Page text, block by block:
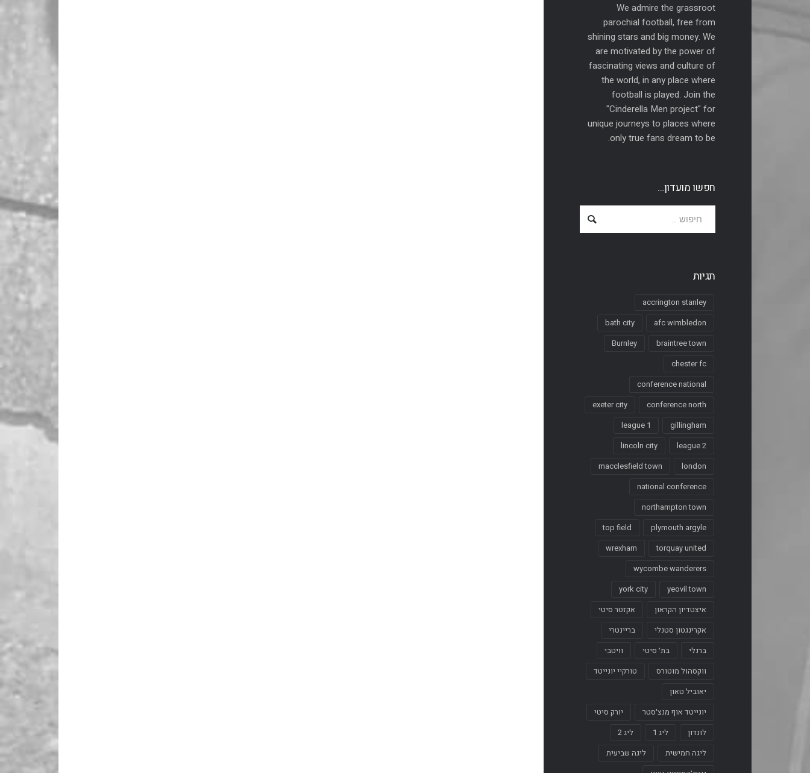
We admire the grassroot
parochial football, free from
shining stars and big money. We
are motivated by the power of
fascinating views and culture of
the world, in any place where
football is played. Join the
"Cinderella Men project" for
unique journeys to places where
only true fans dream to be.
חפשו מועדון…
תגיות
accrington stanley
afc wimbledon
bath city
braintree town
Burnley
chester fc
conference national
conference north
exeter city
gillingham
league 1
league 2
lincoln city
london
macclesfield town
national conference
northampton town
plymouth argyle
top field
torquay united
wrexham
wycombe wanderers
yeovil town
york city
איצטדיון הקראון
אקזטר סיטי
אקרינגטון סטנלי
בריינטרי
ברנלי
בת׳ סיטי
וויטבי
ווקסהול מוטורס
טורקיי יונייטד
יאוביל טאון
יונייטד אוף מנצ׳סטר
יורק סיטי
לונדון
ליג 1
ליג 2
ליגה חמישית
ליגה שביעית